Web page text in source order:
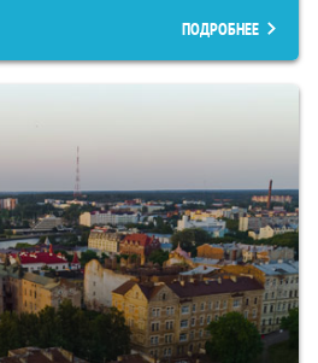
ПОДРОБНЕЕ